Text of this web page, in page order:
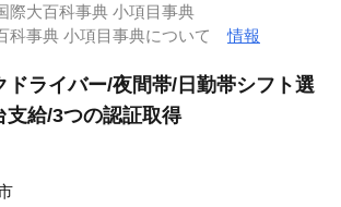
際大百科事典 小項目事典
科事典 小項目事典について情報
ドライバー/夜間帯/日勤帯シフト選
支給/3つの認証取得